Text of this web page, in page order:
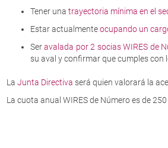
Tener una trayectoria mínima en el
Estar actualmenteocupando un
Seravalada por 2 socias WIRES de
su aval y confirmar que cumples
La Junta Directiva será quien valorará la
La cuota anual WIRES de Número es de